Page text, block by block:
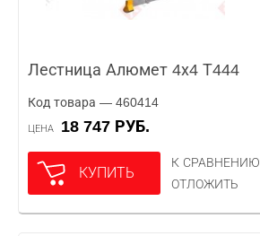
Лестница Алюмет 4х4 Т444
Код товара — 460414
ЦЕНА 18 747 РУБ.
КУПИТЬ
К СРАВНЕНИЮ
ОТЛОЖИТЬ